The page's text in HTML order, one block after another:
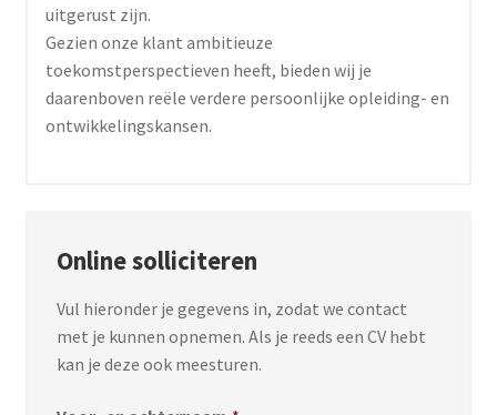
uitgerust zijn.
Gezien onze klant ambitieuze
toekomstperspectieven heeft, bieden wij je
daarenboven reële verdere persoonlijke opleiding- en
ontwikkelingskansen.
Online solliciteren
Vul hieronder je gegevens in, zodat we contact
met je kunnen opnemen. Als je reeds een CV hebt
kan je deze ook meesturen.